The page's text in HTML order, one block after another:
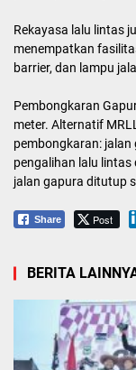
Rekayasa lalu lintas
menempatkan
barrier, dan lampu
Pembongkaran
meter. Alternatif
pembongkaran:
pengalihan lalu lintas
jalan gapura ditutup
Share Post
BERITA